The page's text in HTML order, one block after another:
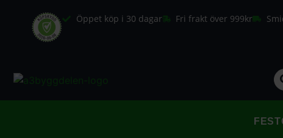
Öppet köp i 30 dagar Fri frakt över 999kr